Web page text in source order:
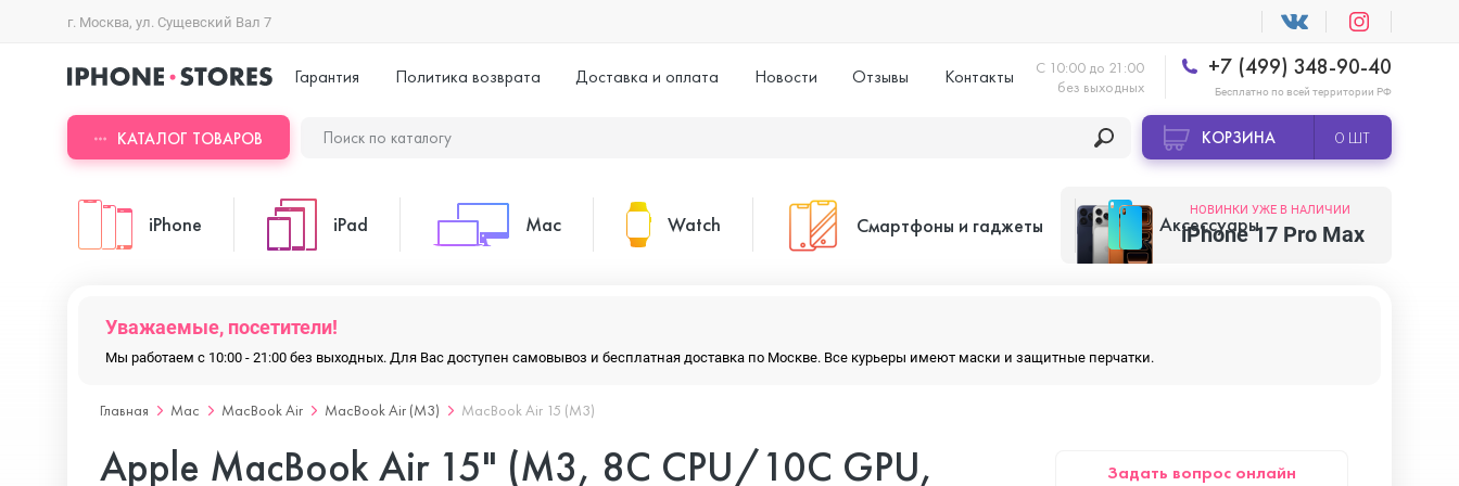
г. Москва, ул. Сущевский Вал 7
Гарантия Политика возврата Доставка и оплата Новости Отзывы Контакты
С 10:00 до 21:00
без выходных
+7 (499) 348-90-40
Бесплатно по всей территории РФ
КАТАЛОГ ТОВАРОВ КОРЗИНА 0 ШТ
iPhone
iPhone 17 Pro
iPad
iPad Air
Mac
MacBook Air
Watch Смартфоны и гаджеты Аксессуары
НОВИНКИ УЖЕ В НАЛИЧИИ
iPhone 17 Pro Max
Уважаемые, посетители!
Мы работаем с 10:00 - 21:00 без выходных. Для Вас доступен самовывоз и бесплатная доставка по Москве. Все курьеры имеют маски и защитные перчатки.
Главная Mac MacBook Air MacBook Air (M3) MacBook Air 15 (M3)
Apple MacBook Air 15" (M3, 8C CPU/10C GPU,
Задать вопрос онлайн